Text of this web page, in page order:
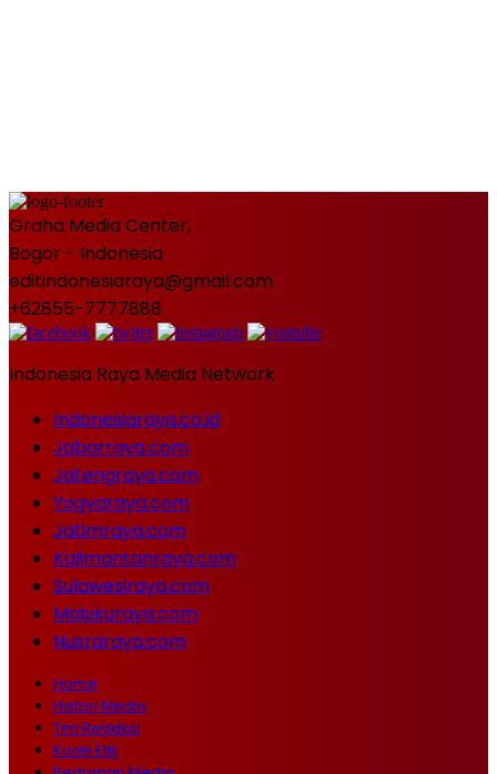
Graha Media Center,
Bogor - Indonesia
editindonesiaraya@gmail.com
+62855-7777888
Indonesia Raya Media Network
Indonesiaraya.co.id
Jabarraya.com
Jatengraya.com
Yogyaraya.com
Jatimraya.com
Kalimantanraya.com
Sulawesiraya.com
Malukuraya.com
Nusraraya.com
Home
Histori Media
Tim Redaksi
Kode Etik